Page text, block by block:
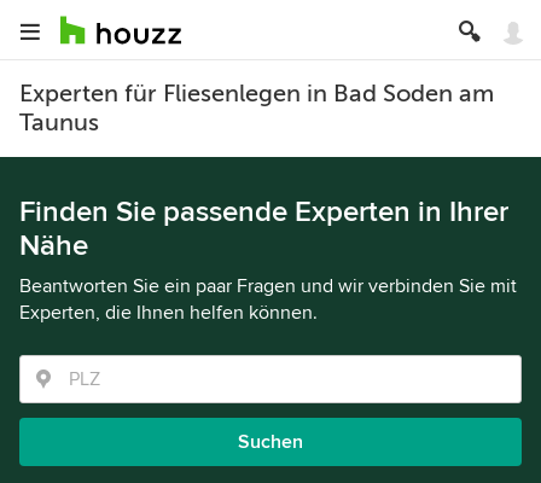
Experten für Fliesenlegen in Bad Soden am
Taunus
Finden Sie passende Experten in Ihrer
Nähe
Beantworten Sie ein paar Fragen und wir verbinden Sie mit
Experten, die Ihnen helfen können.
Suchen